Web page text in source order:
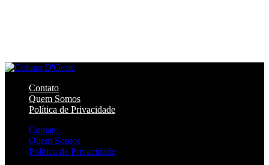
Contato
Quem Somos
Política de Privacidade
Contato
Quem Somos
Política de Privacidade